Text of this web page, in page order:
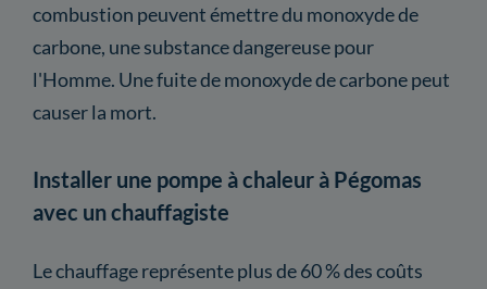
combustion peuvent émettre du monoxyde de
carbone, une substance dangereuse pour
l'Homme. Une fuite de monoxyde de carbone peut
causer la mort.
Installer une pompe à chaleur à Pégomas
avec un chauffagiste
Le chauffage représente plus de 60 % des coûts